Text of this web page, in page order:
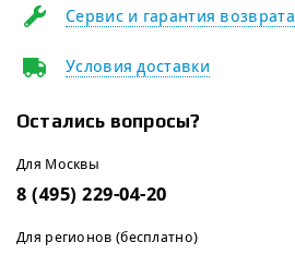
Сервис и гарантия возврата
Условия доставки
Остались вопросы?
Для Москвы
8 (495) 229-04-20
Для регионов (бесплатно)